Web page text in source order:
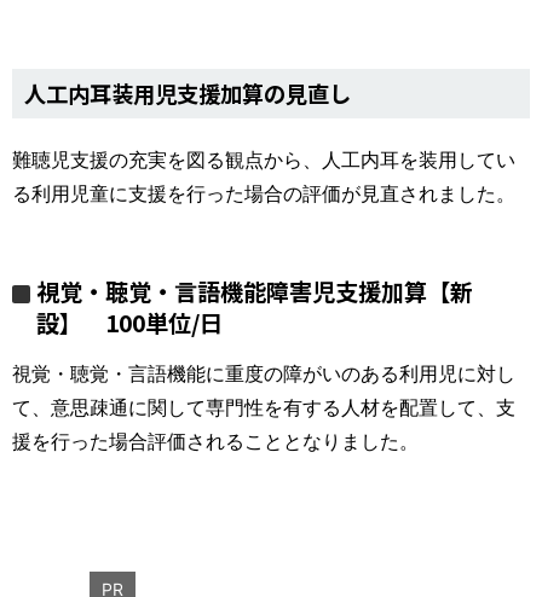
人工内耳装用児支援加算の見直し
難聴児支援の充実を図る観点から、人工内耳を装用してい
る利用児童に支援を行った場合の評価が見直されました。
視覚・聴覚・言語機能障害児支援加算【新
設】 100単位/日
視覚・聴覚・言語機能に重度の障がいのある利用児に対し
て、意思疎通に関して専門性を有する人材を配置して、支
援を行った場合評価されることとなりました。
PR